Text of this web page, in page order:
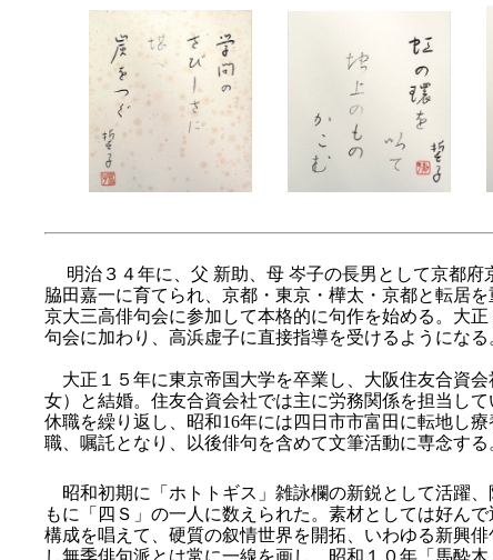
明治３４年に、父 新助、母 岑子の長男として京都
脇田嘉一に育てられ、京都・東京・樺太・京都と転居
京大三高俳句会に参加して本格的に句作を始める。大
句会に加わり、高浜虚子に直接指導を受けるようになる
大正１５年に東京帝国大学を卒業し、大阪住友合資
女）と結婚。住友合資会社では主に労務関係を担当し
休職を繰り返し、昭和16年には四日市市富田に転地し
職、嘱託となり、以後俳句を含めて文筆活動に専念する
昭和初期に「ホトトギス」雑詠欄の新鋭として活躍、
もに「四Ｓ」の一人に数えられた。素材としては好ん
構成を唱えて、硬質の叙情世界を開拓、いわゆる新興
し無季俳句派とは常に一線を画し、昭和１０年「馬酔